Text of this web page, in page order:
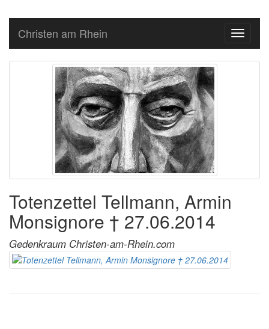
Toggle
Christen am Rhein
Totenzettel Tellmann, Armin
Monsignore † 27.06.2014
Gedenkraum Christen-am-Rhein.com